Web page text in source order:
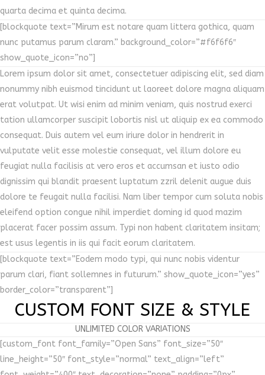
quarta decima et quinta decima.
[blockquote text=”Mirum est notare quam littera gothica, quam
nunc putamus parum claram.” background_color=”#f6f6f6″
show_quote_icon=”no”]
Lorem ipsum dolor sit amet, consectetuer adipiscing elit, sed diam
nonummy nibh euismod tincidunt ut laoreet dolore magna aliquam
erat volutpat. Ut wisi enim ad minim veniam, quis nostrud exerci
tation ullamcorper suscipit lobortis nisl ut aliquip ex ea commodo
consequat. Duis autem vel eum iriure dolor in hendrerit in
vulputate velit esse molestie consequat, vel illum dolore eu
feugiat nulla facilisis at vero eros et accumsan et iusto odio
dignissim qui blandit praesent luptatum zzril delenit augue duis
dolore te feugait nulla facilisi. Nam liber tempor cum soluta nobis
eleifend option congue nihil imperdiet doming id quod mazim
placerat facer possim assum. Typi non habent claritatem insitam;
est usus legentis in iis qui facit eorum claritatem.
[blockquote text=”Eodem modo typi, qui nunc nobis videntur
parum clari, fiant sollemnes in futurum.” show_quote_icon=”yes”
border_color=”transparent”]
CUSTOM FONT SIZE & STYLE
UNLIMITED COLOR VARIATIONS
[custom_font font_family=”Open Sans” font_size=”50″
line_height=”50″ font_style=”normal” text_align=”left”